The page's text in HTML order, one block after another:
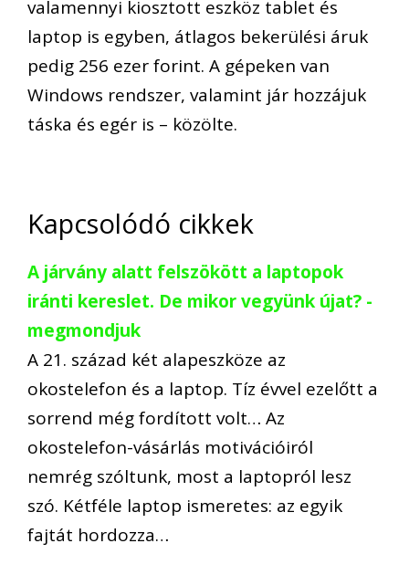
valamennyi kiosztott eszköz tablet és
laptop is egyben, átlagos bekerülési áruk
pedig 256 ezer forint. A gépeken van
Windows rendszer, valamint jár hozzájuk
táska és egér is – közölte.
Kapcsolódó cikkek
A járvány alatt felszökött a laptopok
iránti kereslet. De mikor vegyünk újat? -
megmondjuk
A 21. század két alapeszköze az
okostelefon és a laptop. Tíz évvel ezelőtt a
sorrend még fordított volt… Az
okostelefon-vásárlás motivációiról
nemrég szóltunk, most a laptopról lesz
szó. Kétféle laptop ismeretes: az egyik
fajtát hordozza…